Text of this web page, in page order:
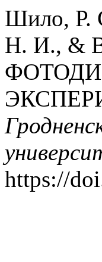
Шило, Р.
Н. И., &
https://